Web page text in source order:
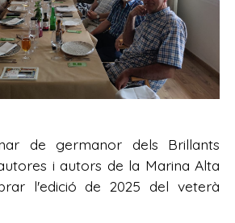
de germanor dels Brillants
i autors de la Marina Alta
l'edició de 2025 del veterà